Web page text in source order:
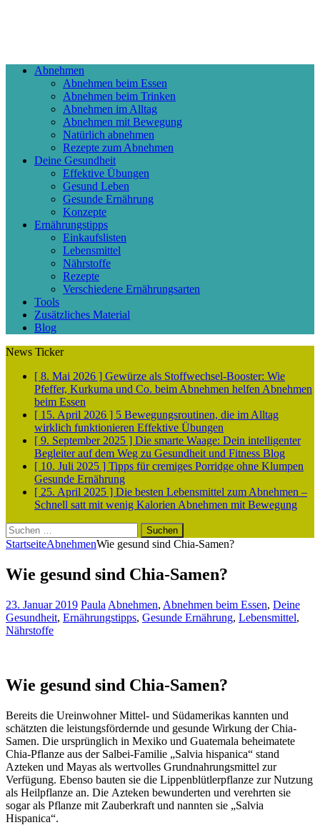
Abnehmen
Abnehmen beim Essen
Abnehmen beim Trinken
Abnehmen im Alltag
Abnehmen mit Bewegung
Natürlich abnehmen
Rezepte zum Abnehmen
Deine Gesundheit
Effektive Übungen
Gesund Leben
Gesunde Ernährung
Konzepte
Ernährungstipps
Einkaufslisten
Lebensmittel
Nährstoffe
Rezepte
Verschiedene Ernährungsarten
Tools
Zusätzliches Material
Blog
News Ticker
[ 8. Mai 2026 ] Gewürze als Stoffwechsel-Booster: Wie
Pfeffer, Kurkuma und Co. beim Abnehmen helfen Abnehmen
beim Essen
[ 15. April 2026 ] 5 Bewegungsroutinen, die im Alltag
wirklich funktionieren Effektive Übungen
[ 9. September 2025 ] Die smarte Waage: Dein intelligenter
Begleiter auf dem Weg zu Gesundheit und Fitness Blog
[ 10. Juli 2025 ] Tipps für cremiges Porridge ohne Klumpen
Gesunde Ernährung
[ 25. April 2025 ] Die besten Lebensmittel zum Abnehmen –
Schnell satt mit wenig Kalorien Abnehmen mit Bewegung
Suchen
nach:
StartseiteAbnehmenWie gesund sind Chia-Samen?
Wie gesund sind Chia-Samen?
23. Januar 2019 Paula Abnehmen, Abnehmen beim Essen, Deine
Gesundheit, Ernährungstipps, Gesunde Ernährung, Lebensmittel,
Nährstoffe
Wie gesund sind Chia-Samen?
Bereits die Ureinwohner Mittel- und Südamerikas kannten und
schätzten die leistungsfördernde und gesunde Wirkung der Chia-
Samen. Die ursprünglich in Mexiko und Guatemala beheimatete
Chia-Pflanze aus der Salbei-Familie „Salvia hispanica“ stand
Azteken und Mayas als wertvolles Grundnahrungsmittel zur
Verfügung. Ebenso bauten sie die Lippenblütlerpflanze zur Nutzung
als Heilpflanze an. Die Azteken bewunderten und verehrten sie
sogar als Pflanze mit Zauberkraft und nannten sie „Salvia
Hispanica“.